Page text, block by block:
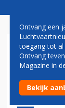
BAE
Ontvang een
toegang tot al
Ontvang
Magazine in
Bekijk